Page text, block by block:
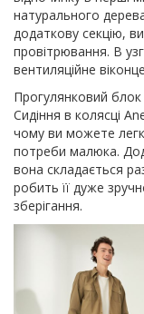
натурального
додаткову секцію,
провітрювання. В
вентиляційне
Прогулянковий
Сидіння в колясці
чому ви можете
потреби малюка.
вона складається
робить її дуже
зберігання.